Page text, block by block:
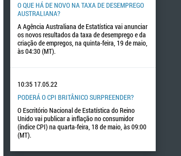
O QUE HÁ DE NOVO NA TAXA DE DESEMPREGO
AUSTRALIANA?
A Agência Australiana de Estatística vai anunciar
os novos resultados da taxa de desemprego e da
criação de empregos, na quinta-feira, 19 de maio,
às 04:30 (MT).
10:35 17.05.22
PODERÁ O CPI BRITÂNICO SURPREENDER?
O Escritório Nacional de Estatística do Reino
Unido vai publicar a inflação no consumidor
(índice CPI) na quarta-feira, 18 de maio, às 09:00
(MT).